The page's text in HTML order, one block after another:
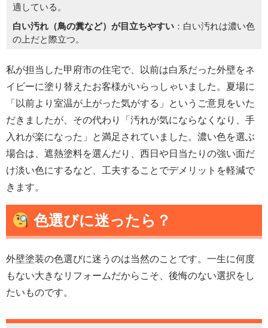
適している。
白い汚れ（鳥の糞など）が目立ちやすい ：白い汚れは濃い色
の上だと際立つ。
私が担当した甲府市の住宅で、以前は白系だった外壁をネ
イビーに塗り替えたお客様がいらっしゃいました。夏場に
「以前より室温が上がった気がする」というご意見をいた
だきましたが、その代わり「汚れが気にならなくなり、手
入れが楽になった」と満足されていました。濃い色を選ぶ
場合は、遮熱塗料を選んだり、西日や日当たりの強い面だ
け淡い色にするなど、工夫することでデメリットを軽減で
きます。
色選びに迷ったら？
外壁塗装の色選びに迷うのは当然のことです。一生に何度
もない大きなリフォームだからこそ、後悔のない選択をし
たいものです。